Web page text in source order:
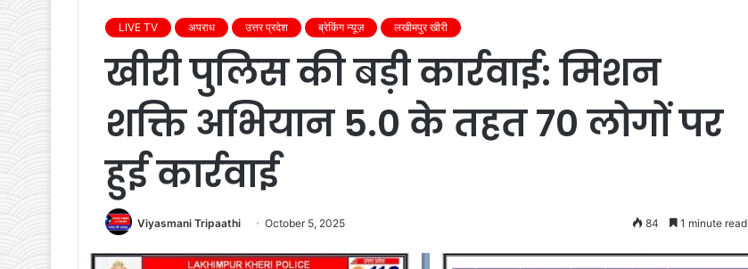
LIVE TV अपराध उत्तर प्रदेश ब्रेकिंग न्यूज़ लखीमपुर खीरी
खीरी पुलिस की बड़ी कार्रवाई: मिशन
शक्ति अभियान 5.0 के तहत 70 लोगों पर
हुई कार्रवाई
Viyasmani Tripaathi October 5, 2025 84 1 minute read